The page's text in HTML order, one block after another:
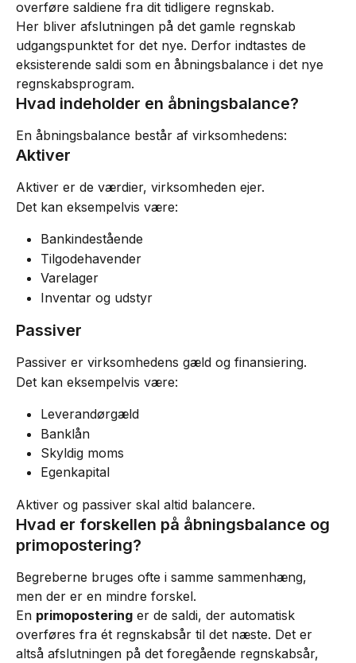
overføre saldiene fra dit tidligere regnskab.
Her bliver afslutningen på det gamle regnskab
udgangspunktet for det nye. Derfor indtastes de
eksisterende saldi som en åbningsbalance i det nye
regnskabsprogram.
Hvad indeholder en åbningsbalance?
En åbningsbalance består af virksomhedens:
Aktiver
Aktiver er de værdier, virksomheden ejer.
Det kan eksempelvis være:
Bankindestående
Tilgodehavender
Varelager
Inventar og udstyr
Passiver
Passiver er virksomhedens gæld og finansiering.
Det kan eksempelvis være:
Leverandørgæld
Banklån
Skyldig moms
Egenkapital
Aktiver og passiver skal altid balancere.
Hvad er forskellen på åbningsbalance og
primopostering?
Begreberne bruges ofte i samme sammenhæng,
men der er en mindre forskel.
En primopostering er de saldi, der automatisk
overføres fra ét regnskabsår til det næste. Det er
altså afslutningen på det foregående regnskabsår,